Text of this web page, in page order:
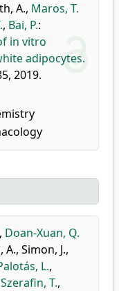
A., Maros, T.
, Bai, P.:
in vitro
adipocytes.
2019.
, Doan-Xuan, Q.
A., Simon, J.,
L.,
Szerafin, T.,